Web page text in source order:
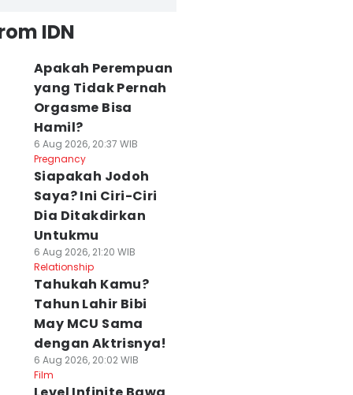
IDN
Apakah Perempuan
yang Tidak Pernah
Orgasme Bisa
Hamil?
6 Aug 2026, 20:37 WIB
Pregnancy
Siapakah Jodoh
Saya? Ini Ciri-Ciri
Dia Ditakdirkan
Untukmu
6 Aug 2026, 21:20 WIB
Relationship
Tahukah Kamu?
Tahun Lahir Bibi
May MCU Sama
dengan Aktrisnya!
6 Aug 2026, 20:02 WIB
Film